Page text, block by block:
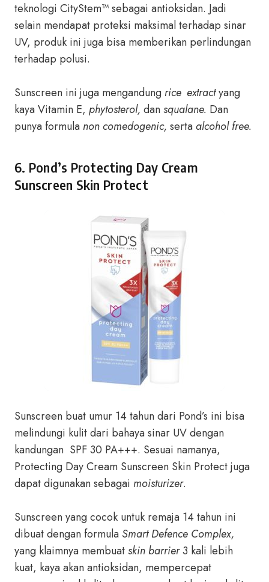
teknologi CityStem™ sebagai antioksidan. Jadi
selain mendapat proteksi maksimal terhadap sinar
UV, produk ini juga bisa memberikan perlindungan
terhadap polusi.
Sunscreen ini juga mengandungrice extractyang
kaya Vitamin E, phytosterol, dansqualane. Dan
punya formulanon comedogenic, sertaalcohol free.
6. Pond’s Protecting Day Cream
Sunscreen Skin Protect
Sunscreen buat umur 14 tahun dari Pond’s ini bisa
melindungi kulit dari bahaya sinar UV dengan
kandungan SPF 30 PA+++. Sesuai namanya,
Protecting Day Cream Sunscreen Skin Protect juga
dapat digunakan sebagai moisturizer.
Sunscreen yang cocok untuk remaja 14 tahun ini
dibuat dengan formula Smart Defence Complex,
yang klaimnya membuatskin barrier3 kali lebih
kuat, kaya akan antioksidan, mempercepat